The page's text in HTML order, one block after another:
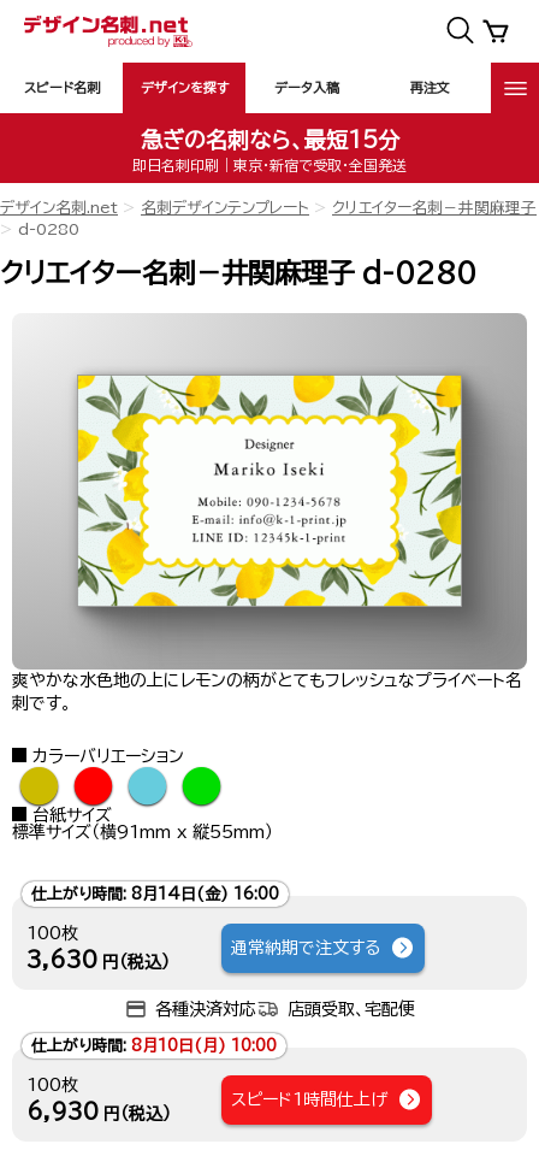
スピード名刺 デザインを探す データ入稿 再注文
急ぎの名刺なら、最短15分
即日名刺印刷｜東京・新宿で受取・全国発送
デザイン名刺.net 名刺デザインテンプレート
クリエイター名刺－井関麻理子
d-0280
クリエイター名刺－井関麻理子 d-0280
爽やかな水色地の上にレモンの柄がとてもフレッシュなプライベート名
刺です。
カラーバリエーション
● ● ● ●
台紙サイズ
標準サイズ（横91mm x 縦55mm）
仕上がり時間: 8月14日(金) 16:00
100枚
3,630 円（税込）
通常納期で注文する
各種決済対応 店頭受取、宅配便
仕上がり時間: 8月10日(月) 10:00
100枚
6,930 円（税込）
スピード1時間仕上げ